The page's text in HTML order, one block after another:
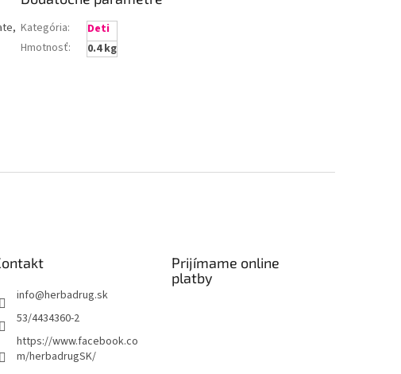
Kategória:
Deti
Hmotnosť: 0.4 kg
info@herbadrug.sk
53/4434360-2
https://www.facebook.co
m/herbadrugSK/
Prijímame online
platby